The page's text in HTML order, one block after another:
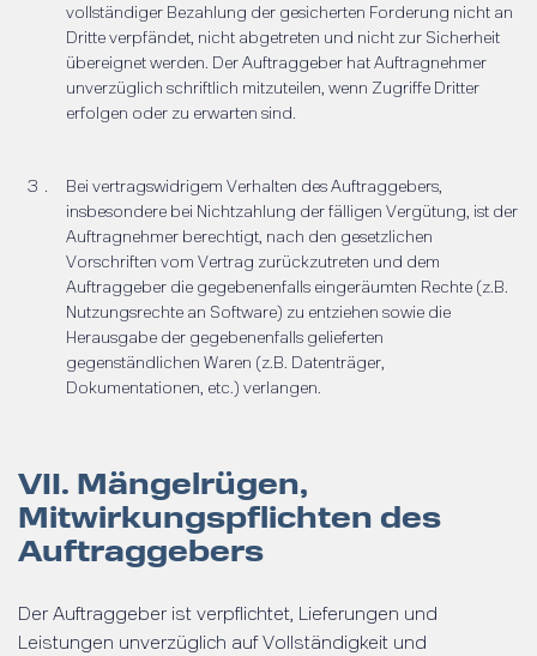
vollständiger Bezahlung der gesicherten Forderung nicht an
Dritte verpfändet, nicht abgetreten und nicht zur Sicherheit
übereignet werden. Der Auftraggeber hat Auftragnehmer
unverzüglich schriftlich mitzuteilen, wenn Zugriffe Dritter
erfolgen oder zu erwarten sind.
Bei vertragswidrigem Verhalten des Auftraggebers,
insbesondere bei Nichtzahlung der fälligen Vergütung, ist der
Auftragnehmer berechtigt, nach den gesetzlichen
Vorschriften vom Vertrag zurückzutreten und dem
Auftraggeber die gegebenenfalls eingeräumten Rechte (z.B.
Nutzungsrechte an Software) zu entziehen sowie die
Herausgabe der gegebenenfalls gelieferten
gegenständlichen Waren (z.B. Datenträger,
Dokumentationen, etc.) verlangen.
VII. Mängelrügen,
Mitwirkungspflichten des
Auftraggebers
Der Auftraggeber ist verpflichtet, Lieferungen und
Leistungen unverzüglich auf Vollständigkeit und